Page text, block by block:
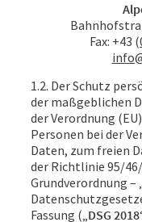
Fax: +43 (
1.2. Der Schutz
der maßgeblichen
der Verordnung
Personen bei der
Daten, zum freien
der Richtlinie 95/
Grundverordnung –
Fassung („DSG 2018